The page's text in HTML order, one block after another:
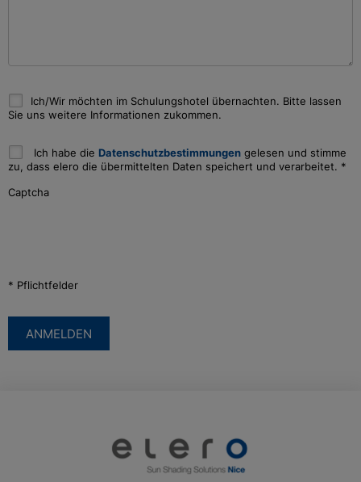
Ich/Wir möchten im Schulungshotel übernachten. Bitte lassen
Sie uns weitere Informationen zukommen.
Ich habe die Datenschutzbestimmungen gelesen und stimme
zu, dass elero die übermittelten Daten speichert und verarbeitet. *
Captcha
* Pflichtfelder
ANMELDEN